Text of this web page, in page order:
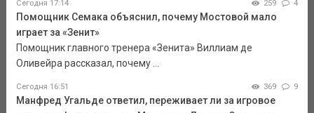
Сегодня 17:14 259 4
Помощник Семака объяснил, почему Мостовой мало
играет за «Зенит»
Помощник главного тренера «Зенита» Виллиам де
Оливейра рассказал, почему ...
Сегодня 16:51 369 9
Манфред Угальде ответил, переживает ли за игровое